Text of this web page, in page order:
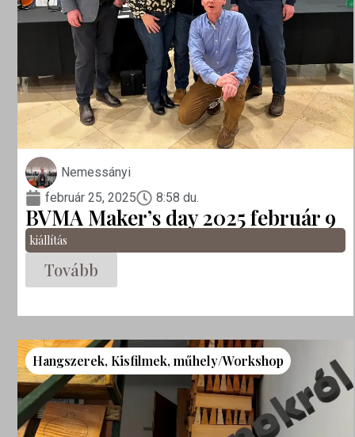
Nemessányi
február 25, 2025
8:58 du.
BVMA Maker’s day 2025 február 9
kiállítás
Tovább
Hangszerek, Kisfilmek,műhely/Workshop